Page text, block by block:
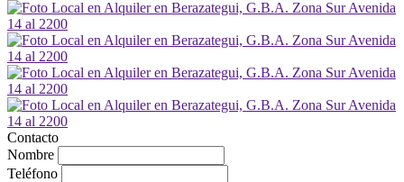
Contacto
Nombre
Teléfono